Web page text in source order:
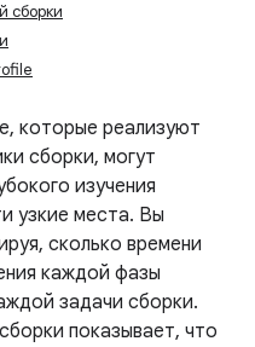
сборки
которые реализуют
сборки, могут
изучения
узкие места. Вы
сколько времени
каждой фазы
задачи сборки.
показывает, что